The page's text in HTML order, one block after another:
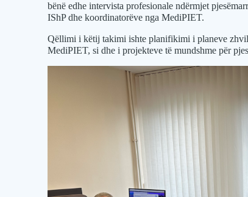
bënë edhe intervista profesionale ndërmjet
IShP dhe koordinatorëve nga MediPIET.
Qëllimi i këtij takimi ishte planifikimi i planeve
MediPIET, si dhe i projekteve të mundshme për